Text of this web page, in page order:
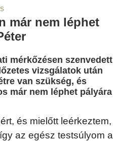
már nem léphet
mérkőzésen szenvedett
vizsgálatok után
van szükség, és
már nem léphet pályára
és mielőtt leérkeztem,
az egész testsúlyom a